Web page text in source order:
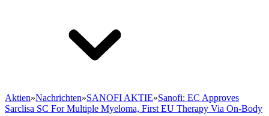
Aktien»Nachrichten»SANOFI AKTIE»Sanofi: EC Approves
Sarclisa SC For Multiple Myeloma, First EU Therapy Via On-Body